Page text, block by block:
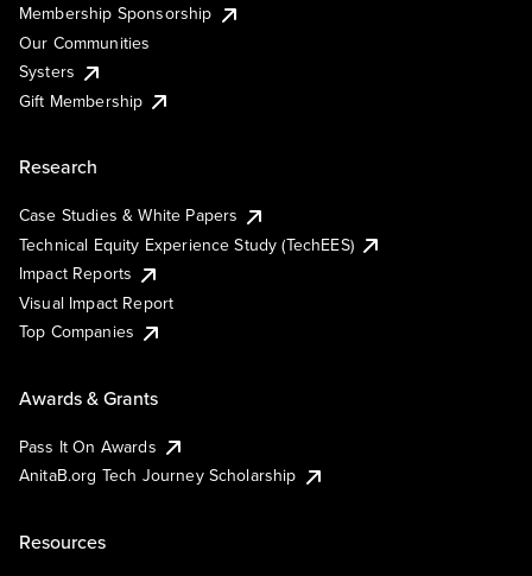
Membership Sponsorship
Our Communities
Systers
Gift Membership
Research
Case Studies & White Papers
Technical Equity Experience Study (TechEES)
Impact Reports
Visual Impact Report
Top Companies
Awards & Grants
Pass It On Awards
AnitaB.org Tech Journey Scholarship
Resources